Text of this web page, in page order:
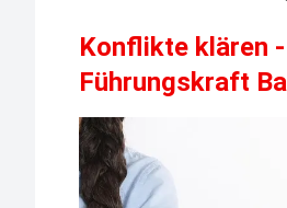
Konflikte klären
Führungskraft